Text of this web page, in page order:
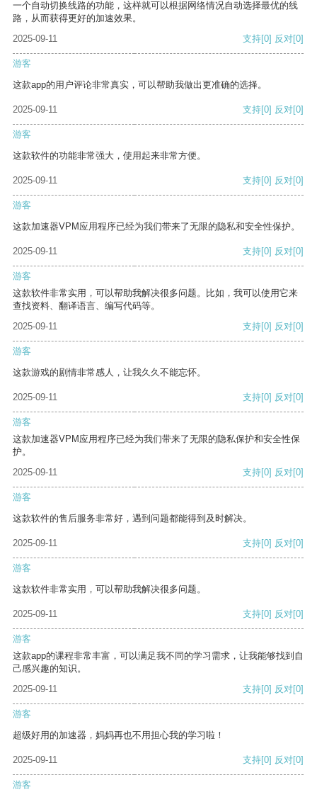
一个自动切换线路的功能，这样就可以根据网络情况自动选择最优的线
路，从而获得更好的加速效果。
2025-09-11
支持[0] 反对[0]
游客
这款app的用户评论非常真实，可以帮助我做出更准确的选择。
2025-09-11 支持[0] 反对[0]
游客
这款软件的功能非常强大，使用起来非常方便。
2025-09-11 支持[0] 反对[0]
游客
这款加速器VPM应用程序已经为我们带来了无限的隐私和安全性保护。
2025-09-11 支持[0] 反对[0]
游客
这款软件非常实用，可以帮助我解决很多问题。比如，我可以使用它来
查找资料、翻译语言、编写代码等。
2025-09-11
支持[0] 反对[0]
游客
这款游戏的剧情非常感人，让我久久不能忘怀。
2025-09-11 支持[0] 反对[0]
游客
这款加速器VPM应用程序已经为我们带来了无限的隐私保护和安全性保
护。
2025-09-11
支持[0] 反对[0]
游客
这款软件的售后服务非常好，遇到问题都能得到及时解决。
2025-09-11 支持[0] 反对[0]
游客
这款软件非常实用，可以帮助我解决很多问题。
2025-09-11 支持[0] 反对[0]
游客
这款app的课程非常丰富，可以满足我不同的学习需求，让我能够找到自
己感兴趣的知识。
2025-09-11
支持[0] 反对[0]
游客
超级好用的加速器，妈妈再也不用担心我的学习啦！
2025-09-11 支持[0] 反对[0]
游客